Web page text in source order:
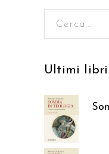
Ultimi
37,05€